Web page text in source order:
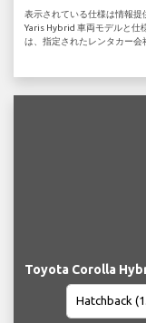
表示されている仕様は情報提
Yaris Hybrid 車両モデルと仕
は、指定されたレンタカー会
Toyota Corolla